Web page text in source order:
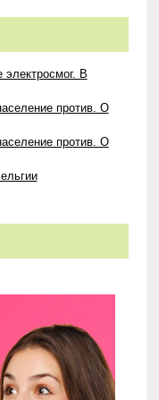
В
против. О
против. О